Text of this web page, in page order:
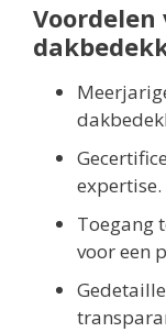
Voordelen
expertise.
Toegang
voor een